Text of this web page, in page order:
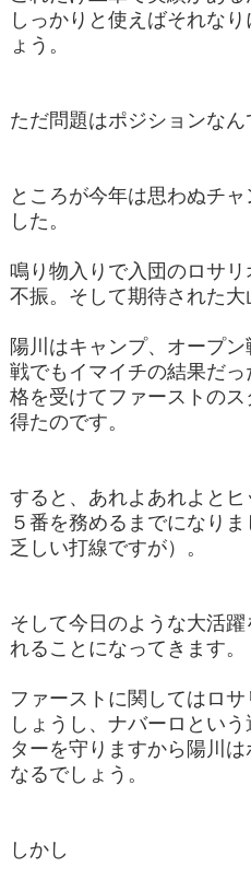
しっかりと使えばそれな
ょう。
ただ問題はポジションなん
ところが今年は思わぬチ
した。
鳴り物入りで入団のロサ
不振。そして期待された大
陽川はキャンプ、オープ
戦でもイマイチの結果だ
格を受けてファーストの
得たのです。
すると、あれよあれよと
５番を務めるまでになり
乏しい打線ですが）。
そして今日のような大活
れることになってきます。
ファーストに関してはロ
しょうし、ナバーロとい
ターを守りますから陽川
なるでしょう。
しかし